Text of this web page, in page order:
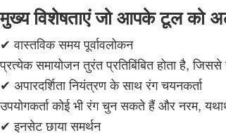
मुख्य विशेषताएं जो आपके टूल को
✔ वास्तविक समय पूर्वावलोकन
प्रत्येक समायोजन तुरंत प्रतिबिंबित होता है,
✔ अपारदर्शिता नियंत्रण के साथ रंग चयनकर्ता
उपयोगकर्ता कोई भी रंग चुन सकते हैं और नरम,
✔ इनसेट छाया समर्थन